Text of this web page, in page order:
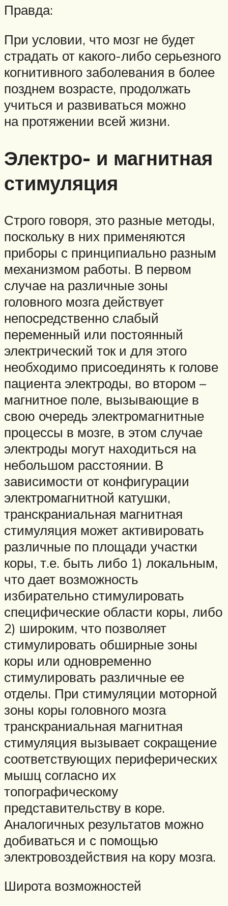
Правда:
При условии, что мозг не будет
страдать от какого-либо серьезного
когнитивного заболевания в более
позднем возрасте, продолжать
учиться и развиваться можно
на протяжении всей жизни.
Электро- и магнитная
стимуляция
Строго говоря, это разные методы,
поскольку в них применяются
приборы с принципиально разным
механизмом работы. В первом
случае на различные зоны
головного мозга действует
непосредственно слабый
переменный или постоянный
электрический ток и для этого
необходимо присоединять к голове
пациента электроды, во втором –
магнитное поле, вызывающие в
свою очередь электромагнитные
процессы в мозге, в этом случае
электроды могут находиться на
небольшом расстоянии. В
зависимости от конфигурации
электромагнитной катушки,
транскраниальная магнитная
стимуляция может активировать
различные по площади участки
коры, т.е. быть либо 1) локальным,
что дает возможность
избирательно стимулировать
специфические области коры, либо
2) широким, что позволяет
стимулировать обширные зоны
коры или одновременно
стимулировать различные ее
отделы. При стимуляции моторной
зоны коры головного мозга
транскраниальная магнитная
стимуляция вызывает сокращение
соответствующих периферических
мышц согласно их
топографическому
представительству в коре.
Аналогичных результатов можно
добиваться и с помощью
электровоздействия на кору мозга.
Широта возможностей